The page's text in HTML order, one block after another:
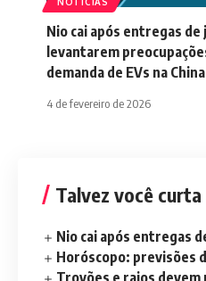
Nio cai após entregas de
levantarem
demanda de EVs na China
4 de fevereiro de 2026
Talvez você curta
Nio cai após entregas
Horóscopo: previsões